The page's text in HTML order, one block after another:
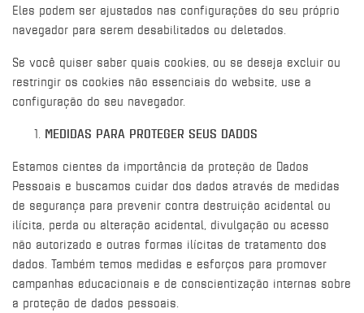
Eles podem ser ajustados nas configurações do seu próprio
navegador para serem desabilitados ou deletados.
Se você quiser saber quais cookies, ou se deseja excluir ou
restringir os cookies não essenciais do website, use a
configuração do seu navegador.
MEDIDAS PARA PROTEGER SEUS DADOS
Estamos cientes da importância da proteção de Dados
Pessoais e buscamos cuidar dos dados através de medidas
de segurança para prevenir contra destruição acidental ou
ilícita, perda ou alteração acidental, divulgação ou acesso
não autorizado e outras formas ilícitas de tratamento dos
dados. Também temos medidas e esforços para promover
campanhas educacionais e de conscientização internas sobre
a proteção de dados pessoais.